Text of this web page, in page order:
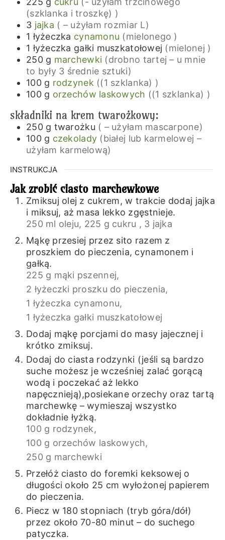
(szklanka i troszkę) )
3 jajka ( – użyłam rozmiar L)
1 łyżeczka cynamonu (mielonego )
1 łyżeczka gałki muszkatołowej (mielonej )
250 g marchewki (drobno tartej – u mnie
to były 3 średnie sztuki)
100 g rodzynek ((1 szklanka) )
100 g orzechów laskowych ((1 szklanka) )
składniki na krem twarożkowy:
250 g twarożku ( – użyłam mascarpone)
100 g czekolady (białej lub karmelowej –
użyłam karmelową)
INSTRUKCJA
Jak zrobić ciasto marchewkowe
Zmiksuj olej z cukrem, w trakcie dodaj jajka
i miksuj, aż masa lekko zgęstnieje.
250 ml oleju, 225 g cukru , 3 jajka
Mąkę przesiej przez sito razem z
proszkiem do pieczenia, cynamonem i
gałką.
225 g mąki pszennej,
2 łyżeczki proszku do pieczenia,
1 łyżeczka cynamonu,
1 łyżeczka gałki muszkatołowej
Dodaj mąkę porcjami do masy jajecznej i
krótko zmiksuj.
Dodaj do ciasta rodzynki (jeśli są bardzo
suche możesz je wcześniej zalać gorącą
wodą i poczekać aż lekko
napęcznieją),posiekane orzechy oraz tartą
marchewkę – wymieszaj wszystko
dokładnie łyżką.
100 g rodzynek,
100 g orzechów laskowych,
250 g marchewki
Przełóż ciasto do foremki keksowej o
długości około 25 cm wyłożonej papierem
do pieczenia.
Piecz w 180 stopniach (tryb góra/dół)
przez około 70-80 minut – do suchego
patyczka.